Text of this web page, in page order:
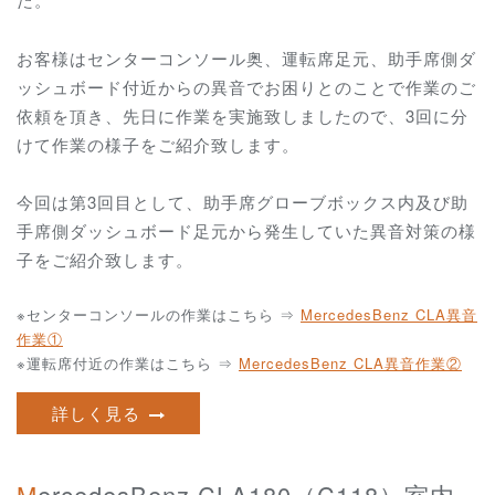
お客様はセンターコンソール奥、運転席足元、助手席側ダ
ッシュボード付近からの異音でお困りとのことで作業のご
依頼を頂き、先日に作業を実施致しましたので、3回に分
けて作業の様子をご紹介致します。
今回は第3回目として、助手席グローブボックス内及び助
手席側ダッシュボード足元から発生していた異音対策の様
子をご紹介致します。
※センターコンソールの作業はこちら ⇒ MercedesBenz CLA異音
作業①
※運転席付近の作業はこちら ⇒ MercedesBenz CLA異音作業②
詳しく見る